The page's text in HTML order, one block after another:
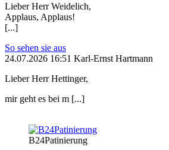
Lieber Herr Weidelich,
Applaus, Applaus!
[...]
So sehen sie aus
24.07.2026 16:51 Karl-Ernst Hartmann
Lieber Herr Hettinger,
mir geht es bei m [...]
B24Patinierung